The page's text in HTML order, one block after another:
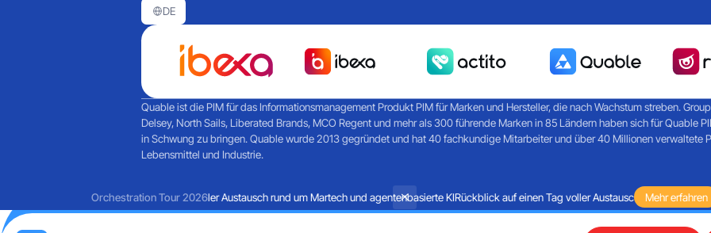
DE
Quable ist die PIM für das Informationsmanagement Produkt PIM für Marken und Hersteller, die nach Wachstum streben.
Delsey, North Sails, Liberated Brands, MCO Regent und mehr als 300 führende Marken in 85 Ländern haben sich für Quable
in Schwung zu bringen. Quable wurde 2013 gegründet und hat 40 fachkundige Mitarbeiter und über 40 Millionen verwaltete
Lebensmittel und Industrie.
Orchestration Tour 2026
Rückblick auf einen Tag voller Austausch rund um Martech und agentenbasierte KIRückblick auf einen Tag voller Austausch rund um Martech
Mehr erfahren